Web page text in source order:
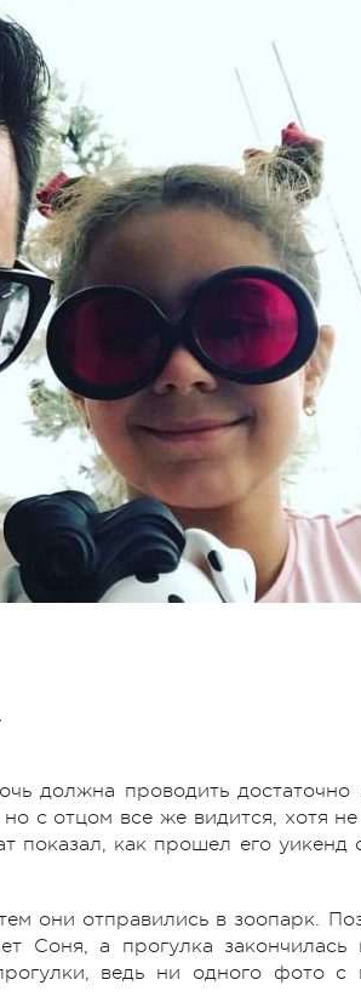
должна проводить достаточно
с отцом все же видится, хотя не
показал, как прошел его уикенд
они отправились в зоопарк.
Соня, а прогулка закончилась
ведь ни одного фото с